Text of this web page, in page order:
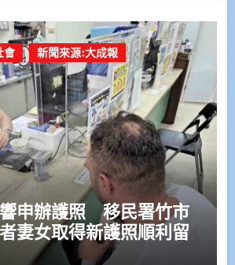
會 新聞來源:大成報
申辦護照 移民署竹市
妻女取得新護照順利留